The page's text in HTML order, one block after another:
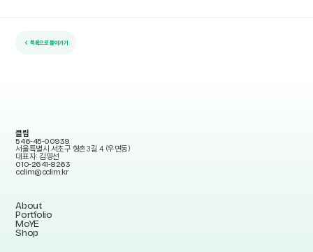
← 목록으로 돌아가기
클림
546-45-00939
서울특별시 서초구 형촌3길 4 (우면동)
대표자: 김영선
010-2641-8263
cclim@cclim.kr
About
Portfolio
MoYE
Shop